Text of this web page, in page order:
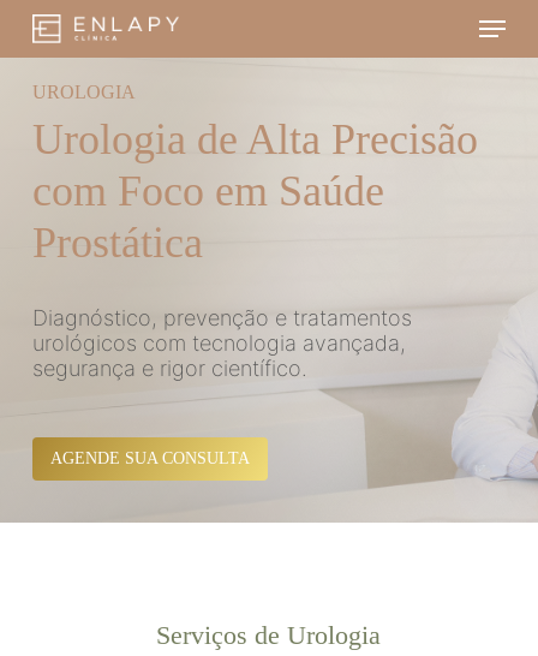
Skip
main
content
Menu
UROLOGIA
Urologia de Alta Precisão
com Foco em Saúde
Prostática
Diagnóstico, prevenção e tratamentos
urológicos com tecnologia avançada,
segurança e rigor científico.
AGENDE SUA CONSULTA
Serviços de Urologia